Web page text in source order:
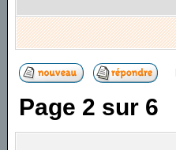
Page 2 sur 6